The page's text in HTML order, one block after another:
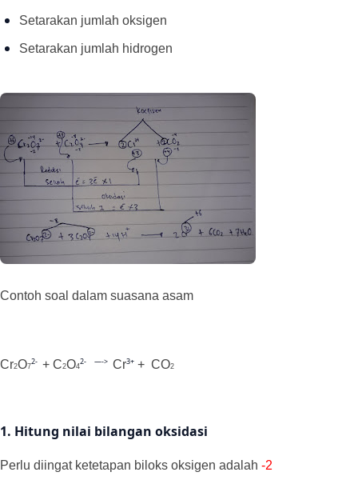
Setarakan jumlah oksigen
Setarakan jumlah hidrogen
Contoh soal dalam suasana asam
Cr2O7
2- + C2O4
2- —-> Cr3+ + CO2
1. Hitung nilai bilangan oksidasi
Perlu diingat ketetapan biloks oksigen adalah -2